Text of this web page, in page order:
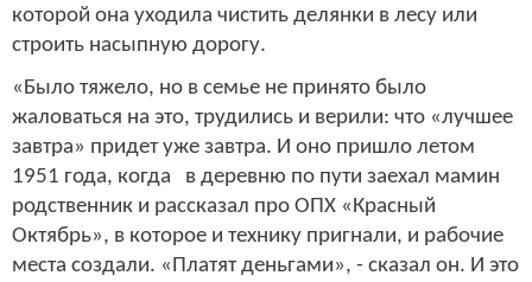
которой она уходила чистить делянки в лесу или
строить насыпную дорогу.
«Было тяжело, но в семье не принято было
жаловаться на это, трудились и верили: что «лучшее
завтра» придет уже завтра. И оно пришло летом
1951 года, когда в деревню по пути заехал мамин
родственник и рассказал про ОПХ «Красный
Октябрь», в которое и технику пригнали, и рабочие
места создали. «Платят деньгами», - сказал он. И это